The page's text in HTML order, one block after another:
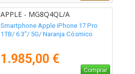
APPLE - MG8Q4QL/A
Smartphone Apple iPhone 17 Pro
1TB/ 6.3"/ 5G/ Naranja Cósmico
1.985,00 €
Comprar